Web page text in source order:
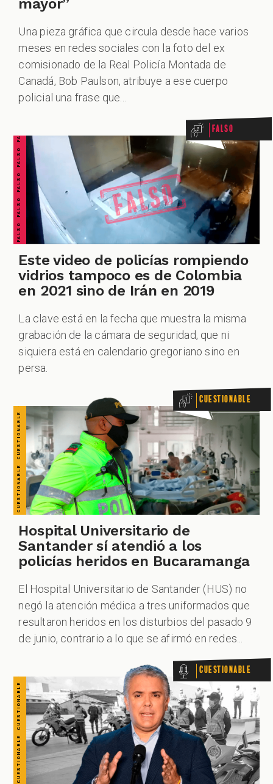
mayor”
Una pieza gráfica que circula desde hace varios
meses en redes sociales con la foto del ex
comisionado de la Real Policía Montada de
Canadá, Bob Paulson, atribuye a ese cuerpo
policial una frase que...
FALSO FALSO FALSO FALSO FALSO FALSO FALSO Falso
Este video de policías rompiendo
vidrios tampoco es de Colombia
en 2021 sino de Irán en 2019
La clave está en la fecha que muestra la misma
grabación de la cámara de seguridad, que ni
siquiera está en calendario gregoriano sino en
persa.
CUESTIONABLE CUESTIONABLE CUESTIONABLE CUESTIONABLE CUESTIONABLE CUESTIONABLE CUESTIONABLE Cuestionable
Hospital Universitario de
Santander sí atendió a los
policías heridos en Bucaramanga
El Hospital Universitario de Santander (HUS) no
negó la atención médica a tres uniformados que
resultaron heridos en los disturbios del pasado 9
de junio, contrario a lo que se afirmó en redes...
CUESTIONABLE CUESTIONABLE CUESTIONABLE CUESTIONABLE CUESTIONABLE CUESTIONABLE CUESTIONABLE Cuestionable